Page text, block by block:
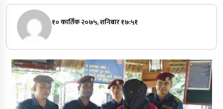
१० कार्तिक २०७५, शनिबार १७:५१